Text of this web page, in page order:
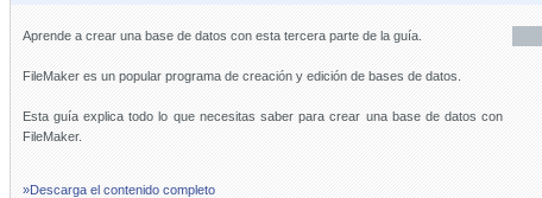
Aprende a crear una base de datos con esta tercera parte de la guía.
FileMaker es un popular programa de creación y edición de bases de datos.
Esta guía explica todo lo que necesitas saber para crear una base de datos con
FileMaker.
»Descarga el contenido completo